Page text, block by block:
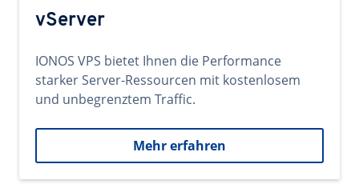
vServer
IONOS VPS bietet Ihnen die Performance
starker Server-Ressourcen mit kostenlosem
und unbegrenztem Traffic.
Mehr erfahren